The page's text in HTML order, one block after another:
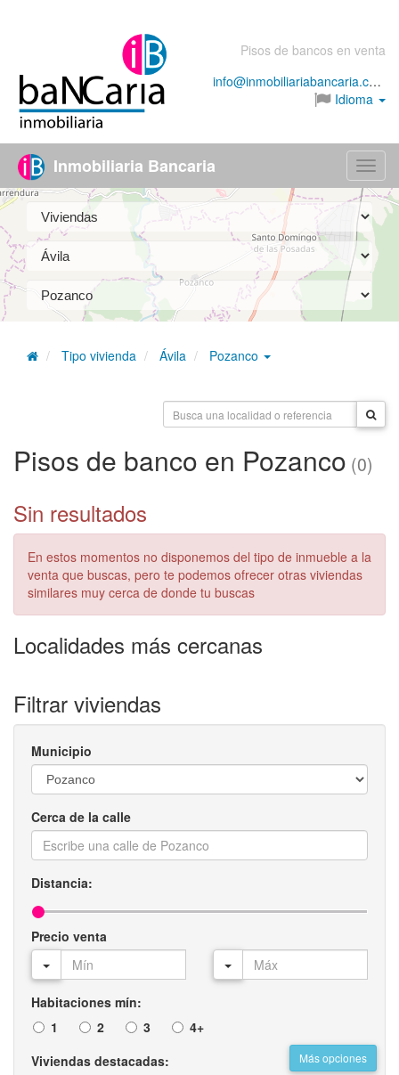
Pisos de bancos en venta
info@inmobiliariabancaria.com
Idioma
Menú
Inmobiliaria Bancaria
Tipo vivienda Ávila Pozanco
Pisos de banco en Pozanco (0)
Sin resultados
En estos momentos no disponemos del tipo de inmueble a la
venta que buscas, pero te podemos ofrecer otras viviendas
similares muy cerca de donde tu buscas
Localidades más cercanas
Filtrar viviendas
Municipio
Cerca de la calle
Distancia:
Precio venta
Habitaciones mín:
1
2 3 4+
Más opciones
Viviendas destacadas: